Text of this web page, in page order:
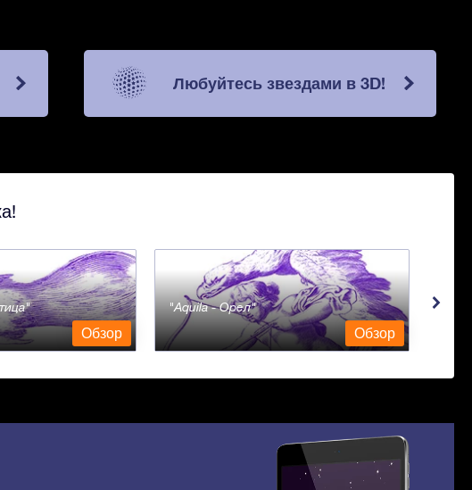
Любуйтесь звездами в 3D!
Обзор
Aquila - Орел
Обзор